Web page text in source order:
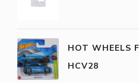
HOT WHEELS
HCV28